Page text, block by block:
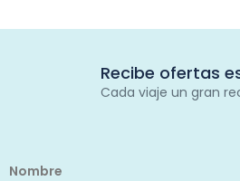
Recibe ofertas
Cada viaje un gran
Nombre